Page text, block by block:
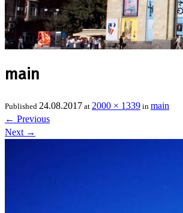
main
Published 24.08.2017 at 2000 × 1339 in main
← Previous
Next →